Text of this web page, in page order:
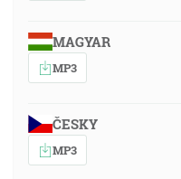
MAGYAR
MP3
ČESKY
MP3